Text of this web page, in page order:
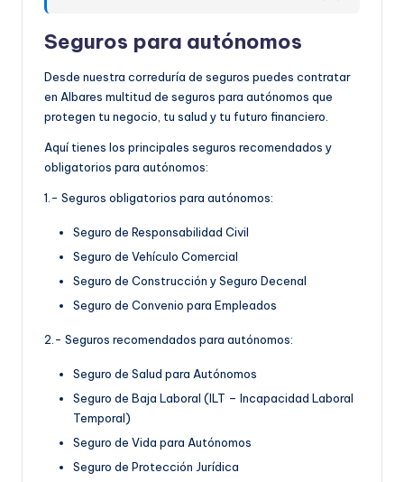
Seguros para autónomos
Desde nuestra correduría de seguros puedes contratar
en Albares multitud de seguros para autónomos que
protegen tu negocio, tu salud y tu futuro financiero.
Aquí tienes los principales seguros recomendados y
obligatorios para autónomos:
1.- Seguros obligatorios para autónomos:
Seguro de Responsabilidad Civil
Seguro de Vehículo Comercial
Seguro de Construcción y Seguro Decenal
Seguro de Convenio para Empleados
2.- Seguros recomendados para autónomos:
Seguro de Salud para Autónomos
Seguro de Baja Laboral (ILT – Incapacidad Laboral
Temporal)
Seguro de Vida para Autónomos
Seguro de Protección Jurídica